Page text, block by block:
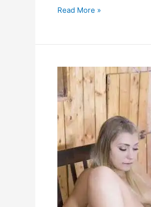
সেক্সি
বানিয়ে
রাত
ঠাপানো
Read More »